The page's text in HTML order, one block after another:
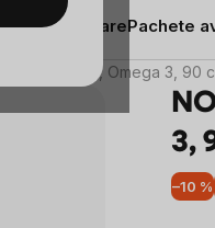
alimentarePachete
250 EPA, Omega 3, 90
3,
–10 %